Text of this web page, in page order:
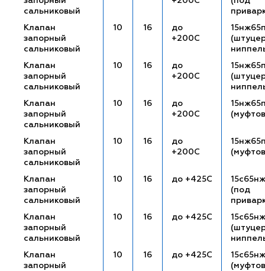
сальниковый
Клапан
запорный
сальниковый
10 16
до
+200С
Клапан
запорный
сальниковый
10 16
до
+200С
Клапан
запорный
сальниковый
10 16
до
+200С
Клапан
запорный
сальниковый
10 16
до
+200С
Клапан
запорный
сальниковый
10 16 до +425С
(под
Клапан
запорный
сальниковый
10 16 до +425С
Клапан
запорный
10 16 до +425С